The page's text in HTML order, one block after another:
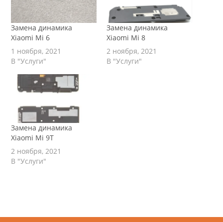
Замена динамика
Xiaomi Mi 6
1 ноября, 2021
В "Услуги"
Замена динамика
Xiaomi Mi 8
2 ноября, 2021
В "Услуги"
Замена динамика
Xiaomi Mi 9T
2 ноября, 2021
В "Услуги"